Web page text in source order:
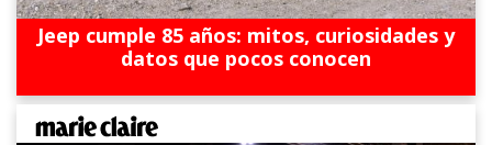
Jeep cumple 85 años: mitos, curiosidades y
datos que pocos conocen